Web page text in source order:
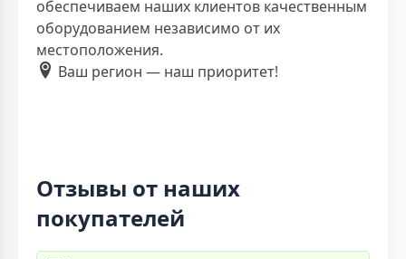
обеспечиваем наших клиентов качественным
оборудованием независимо от их
местоположения.
Ваш регион — наш приоритет!
Отзывы от наших
покупателей